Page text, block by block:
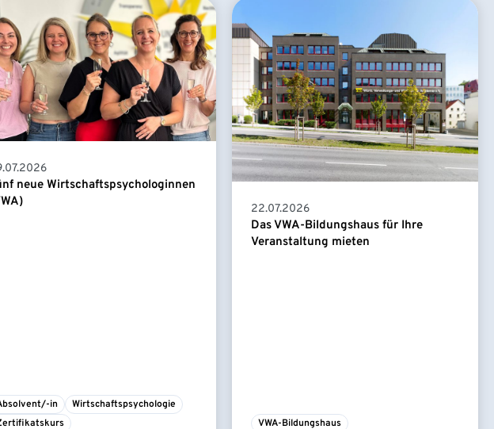
neue Wirtschaftspsychologinnen
in
Wirtschaftspsychologie
22.07.2026
Das VWA-Bildungshaus für Ihre
Veranstaltung mieten
VWA-Bildungshaus